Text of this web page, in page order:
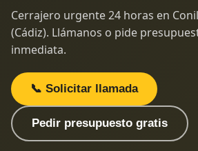
Cerrajero urgente 24 horas en
(Cádiz). Llámanos o pide
inmediata.
📞 Solicitar llamada
Pedir presupuesto gratis